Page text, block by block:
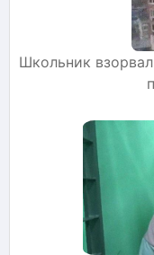
Школьник